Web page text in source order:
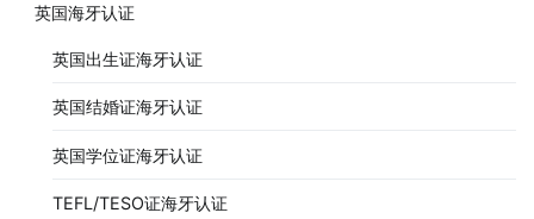
英国海牙认证
英国出生证海牙认证
英国结婚证海牙认证
英国学位证海牙认证
TEFL/TESO证海牙认证